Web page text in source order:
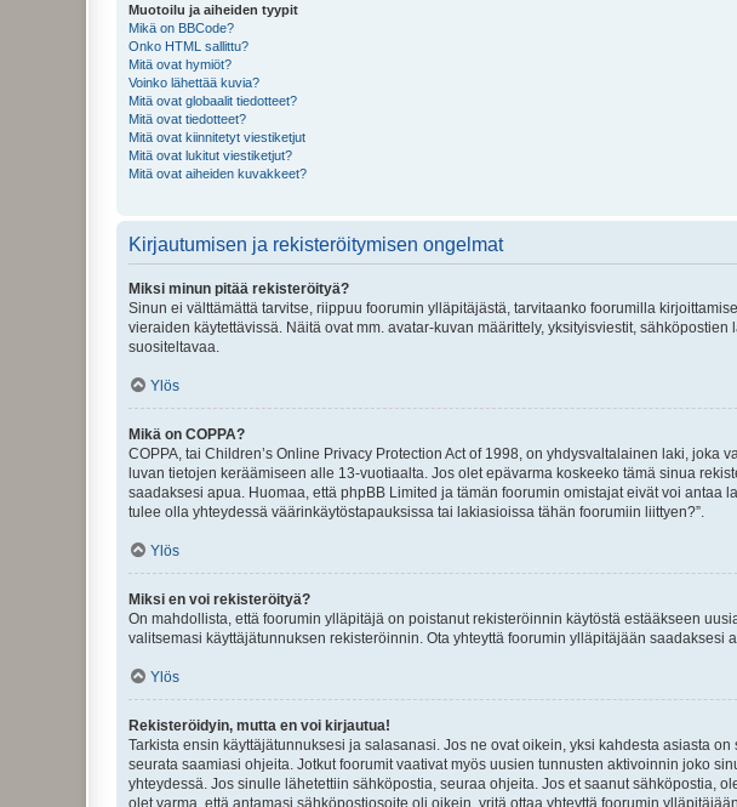
Muotoilu ja aiheiden tyypit
Mikä on BBCode?
Onko HTML sallittu?
Mitä ovat hymiöt?
Voinko lähettää kuvia?
Mitä ovat globaalit tiedotteet?
Mitä ovat tiedotteet?
Mitä ovat kiinnitetyt viestiketjut
Mitä ovat lukitut viestiketjut?
Mitä ovat aiheiden kuvakkeet?
Kirjautumisen ja rekisteröitymisen ongelmat
Miksi minun pitää rekisteröityä?
Sinun ei välttämättä tarvitse, riippuu foorumin ylläpitäjästä, tarvitaanko foorumilla
vieraiden käytettävissä. Näitä ovat mm. avatar-kuvan määrittely, yksityisviestit,
suositeltavaa.
Ylös
Mikä on COPPA?
COPPA, tai Children’s Online Privacy Protection Act of 1998, on yhdysvaltalainen laki,
luvan tietojen keräämiseen alle 13-vuotiaalta. Jos olet epävarma koskeeko tämä sinua
saadaksesi apua. Huomaa, että phpBB Limited ja tämän foorumin omistajat eivät voi
tulee olla yhteydessä väärinkäytöstapauksissa tai lakiasioissa tähän foorumiin liittyen?”.
Ylös
Miksi en voi rekisteröityä?
On mahdollista, että foorumin ylläpitäjä on poistanut rekisteröinnin käytöstä estääkseen
valitsemasi käyttäjätunnuksen rekisteröinnin. Ota yhteyttä foorumin ylläpitäjään saadaksesi
Ylös
Rekisteröidyin, mutta en voi kirjautua!
Tarkista ensin käyttäjätunnuksesi ja salasanasi. Jos ne ovat oikein, yksi kahdesta asiasta
seurata saamiasi ohjeita. Jotkut foorumit vaativat myös uusien tunnusten aktivoinnin joko
yhteydessä. Jos sinulle lähetettiin sähköpostia, seuraa ohjeita. Jos et saanut sähköpostia,
olet varma, että antamasi sähköpostiosoite oli oikein, yritä ottaa yhteyttä foorumin ylläpitäjään.